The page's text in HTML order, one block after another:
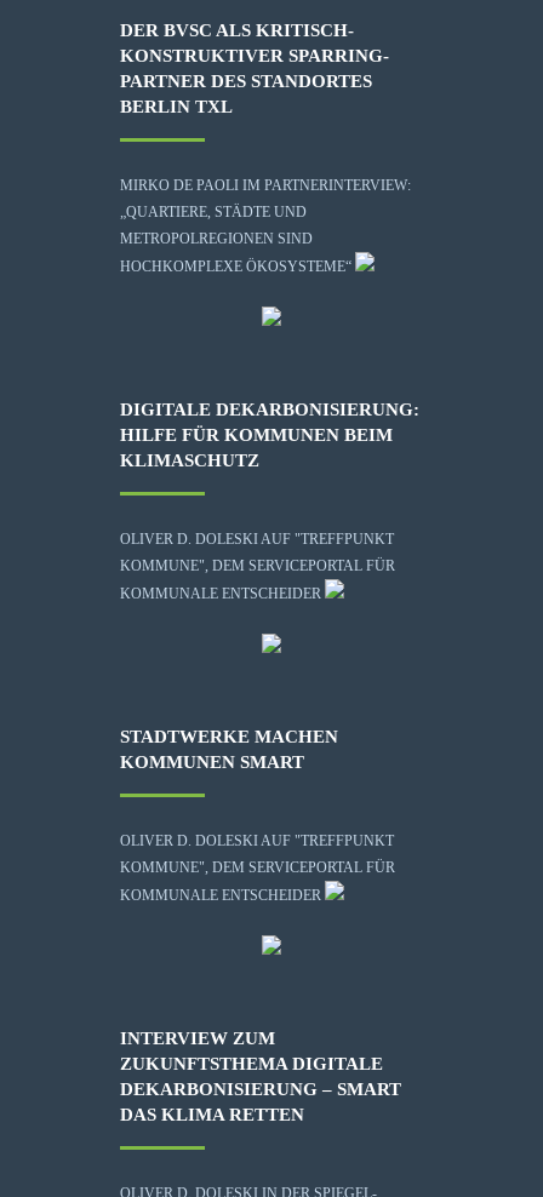
DER BVSC ALS KRITISCH-
KONSTRUKTIVER SPARRING-
PARTNER DES STANDORTES
BERLIN TXL
MIRKO DE PAOLI IM PARTNERINTERVIEW:
„QUARTIERE, STÄDTE UND
METROPOLREGIONEN SIND
HOCHKOMPLEXE ÖKOSYSTEME“
DIGITALE DEKARBONISIERUNG:
HILFE FÜR KOMMUNEN BEIM
KLIMASCHUTZ
OLIVER D. DOLESKI AUF "TREFFPUNKT
KOMMUNE", DEM SERVICEPORTAL FÜR
KOMMUNALE ENTSCHEIDER
STADTWERKE MACHEN
KOMMUNEN SMART
OLIVER D. DOLESKI AUF "TREFFPUNKT
KOMMUNE", DEM SERVICEPORTAL FÜR
KOMMUNALE ENTSCHEIDER
INTERVIEW ZUM
ZUKUNFTSTHEMA DIGITALE
DEKARBONISIERUNG – SMART
DAS KLIMA RETTEN
OLIVER D. DOLESKI IN DER SPIEGEL-